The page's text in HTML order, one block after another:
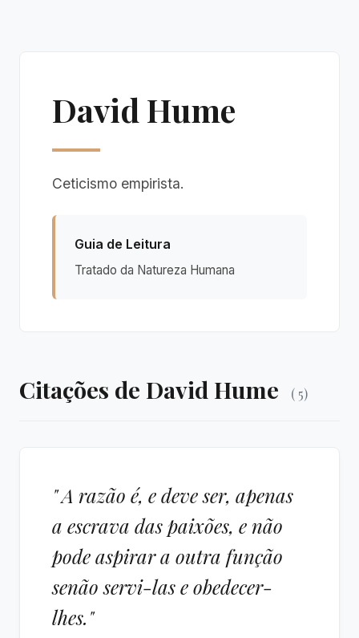
David Hume
Ceticismo empirista.
Guia de Leitura
Tratado da Natureza Humana
Citações de David Hume ( 5)
" A razão é, e deve ser, apenas
a escrava das paixões, e não
pode aspirar a outra função
senão servi-las e obedecer-
lhes."